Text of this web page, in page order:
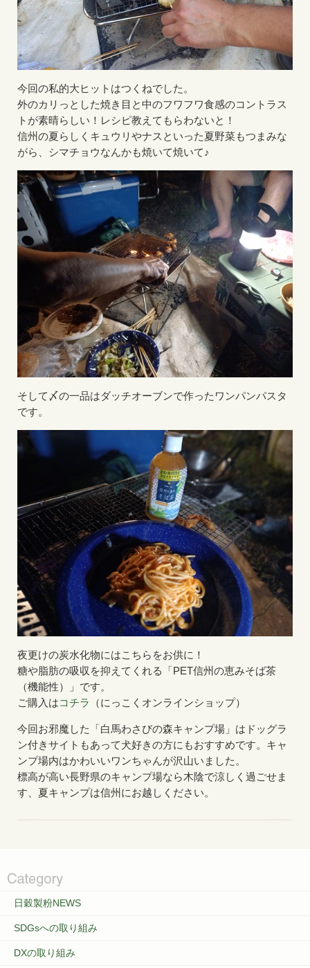
今回の私的大ヒットはつくねでした。
外のカリっとした焼き目と中のフワフワ食感のコントラス
トが素晴らしい！レシピ教えてもらわないと！
信州の夏らしくキュウリやナスといった夏野菜もつまみな
がら、シマチョウなんかも焼いて焼いて♪
そして〆の一品はダッチオーブンで作ったワンパンパスタ
です。
夜更けの炭水化物にはこちらをお供に！
糖や脂肪の吸収を抑えてくれる「PET信州の恵みそば茶
（機能性）」です。
ご購入はコチラ （にっこくオンラインショップ）
今回お邪魔した「白馬わさびの森キャンプ場」はドッグラ
ン付きサイトもあって犬好きの方にもおすすめです。キャ
ンプ場内はかわいいワンちゃんが沢山いました。
標高が高い長野県のキャンプ場なら木陰で涼しく過ごせま
す、夏キャンプは信州にお越しください。
日穀製粉NEWS
SDGsへの取り組み
DXの取り組み